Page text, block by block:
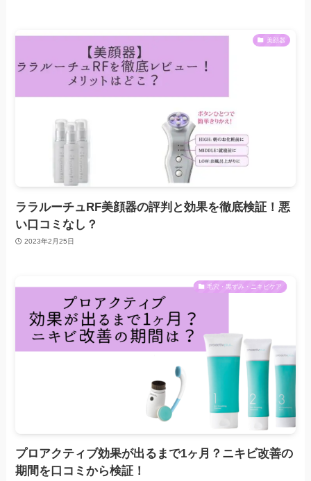
美顔器
ララルーチュRF美顔器の評判と効果を徹底検証！悪
い口コミなし？
2023年2月25日
毛穴・黒ずみ・ニキビケア
プロアクティブ効果が出るまで1ヶ月？ニキビ改善の
期間を口コミから検証！